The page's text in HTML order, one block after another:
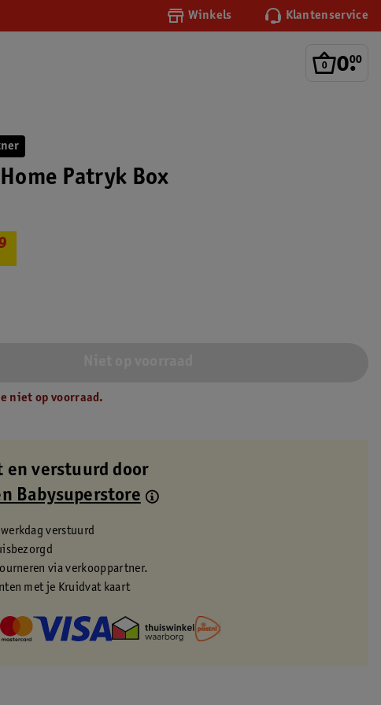
Winkels Klantenservice
0.
00
Patryk Box
niet op voorraad.
en verstuurd door
Babysuperstore
verstuurd
via verkooppartner.
met je Kruidvat kaart